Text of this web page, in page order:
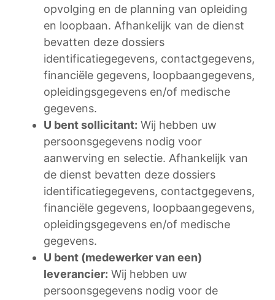
opvolging en de planning van opleiding
en loopbaan. Afhankelijk van de dienst
bevatten deze dossiers
identificatiegegevens, contactgegevens,
financiële gegevens, loopbaangegevens,
opleidingsgegevens en/of medische
gegevens.
U bent sollicitant: Wij hebben uw
persoonsgegevens nodig voor
aanwerving en selectie. Afhankelijk van
de dienst bevatten deze dossiers
identificatiegegevens, contactgegevens,
financiële gegevens, loopbaangegevens,
opleidingsgegevens en/of medische
gegevens.
U bent (medewerker van een)
leverancier: Wij hebben uw
persoonsgegevens nodig voor de